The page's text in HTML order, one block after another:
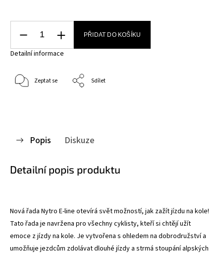
PŘIDAT DO KOŠÍKU
Detailní informace
Zeptat se Sdílet
Popis Diskuze
Detailní popis produktu
Nová řada Nytro E-line otevírá svět možností, jak zažít jízdu na kole!
Tato řada je navržena pro všechny cyklisty, kteří si chtějí užít
emoce z jízdy na kole. Je vytvořena s ohledem na dobrodružství a
umožňuje jezdcům zdolávat dlouhé jízdy a strmá stoupání alpských